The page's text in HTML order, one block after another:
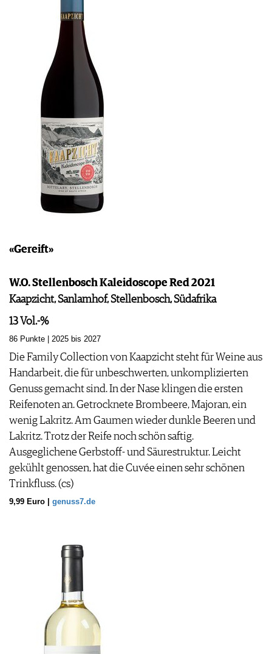
«Gereift»
W.O. Stellenbosch Kaleidoscope Red 2021
Kaapzicht, Sanlamhof, Stellenbosch, Südafrika
13 Vol.-%
86 Punkte | 2025 bis 2027
Die Family Collection von Kaapzicht steht für Weine aus
Handarbeit, die für unbeschwerten, unkomplizierten
Genuss gemacht sind. In der Nase klingen die ersten
Reifenoten an. Getrocknete Brombeere, Majoran, ein
wenig Lakritz. Am Gaumen wieder dunkle Beeren und
Lakritz. Trotz der Reife noch schön saftig.
Ausgeglichene Gerbstoff- und Säurestruktur. Leicht
gekühlt genossen, hat die Cuvée einen sehr schönen
Trinkfluss. (cs)
9,99 Euro | genuss7.de